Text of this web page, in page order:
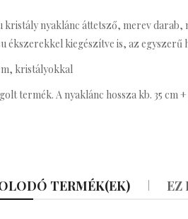
Ft
Bizsu Statement
Ft
kristály nyaklánc áttetsző, merev darab,
ékszerekkel kiegészítve is, az egyszerű
kristályokkal
termék. A nyaklánc hossza kb. 35 cm +
TERMÉK(EK) EZ